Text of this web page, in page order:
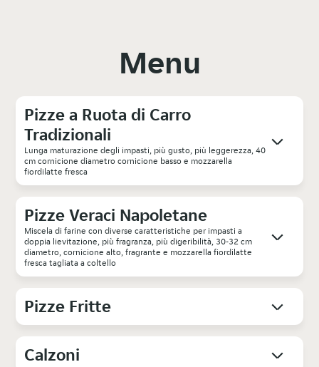
Menu
Pizze a Ruota di Carro
Tradizionali
Lunga maturazione degli impasti, più gusto, più leggerezza, 40
cm cornicione diametro cornicione basso e mozzarella
fiordilatte fresca
Pizze Veraci Napoletane
Miscela di farine con diverse caratteristiche per impasti a
doppia lievitazione, più fragranza, più digeribilità, 30-32 cm
diametro, cornicione alto, fragrante e mozzarella fiordilatte
fresca tagliata a coltello
Pizze Fritte
Calzoni